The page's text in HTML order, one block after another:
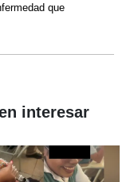
que
interesar